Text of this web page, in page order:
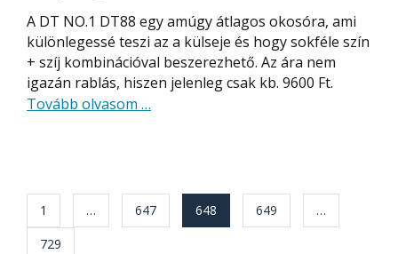
A DT NO.1 DT88 egy amúgy átlagos okosóra, ami
különlegessé teszi az a külseje és hogy sokféle szín
+ szíj kombinációval beszerezhető. Az ára nem
igazán rablás, hiszen jelenleg csak kb. 9600 Ft.
Tovább olvasom about
okosóra
–
…
Bejegyzés
navigáció
1 … 647 648 649
…
729